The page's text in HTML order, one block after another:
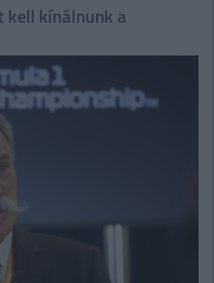
kell kínálnunk a